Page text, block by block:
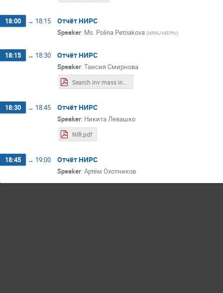
18:00 → 18:15 Отчёт НИРС
Speaker: Ms. Polina Petriakova (NRNU MEPhI)
18:15 → 18:30 Отчёт НИРС
Speaker: Таисия Смирнова
18:30 → 18:45 Отчёт НИРС
Speaker: Никита Левашко
NIR.pdf
18:45 → 19:00 Отчёт НИРС
Speaker: Артём Охотников